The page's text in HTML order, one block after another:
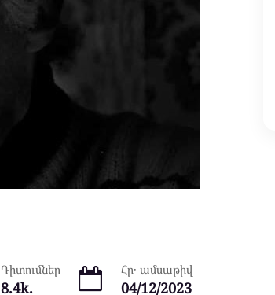
Դիտումներ
8.4k.
Հր․ ամսաթիվ
04/12/2023